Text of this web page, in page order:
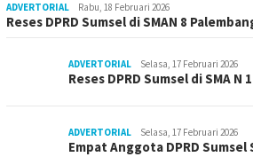
ADVERTORIAL Rabu, 18 Februari 2026
Reses DPRD Sumsel di SMAN 8
ADVERTORIAL Selasa, 17 Februari 2026
Reses DPRD Sumsel di SMA
ADVERTORIAL Selasa, 17 Februari 2026
Empat Anggota DPRD